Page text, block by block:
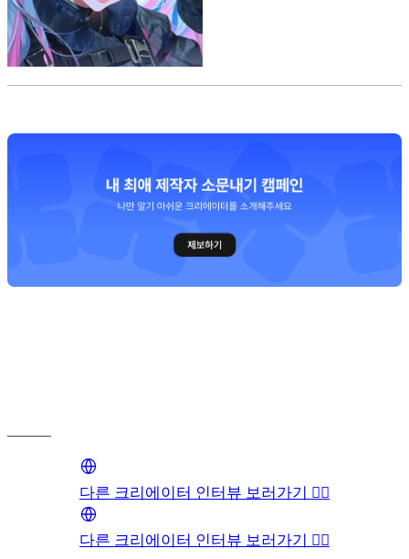
다른 크리에이터 인터뷰 보러가기 👉🏻
다른 크리에이터 인터뷰 보러가기 👉🏻